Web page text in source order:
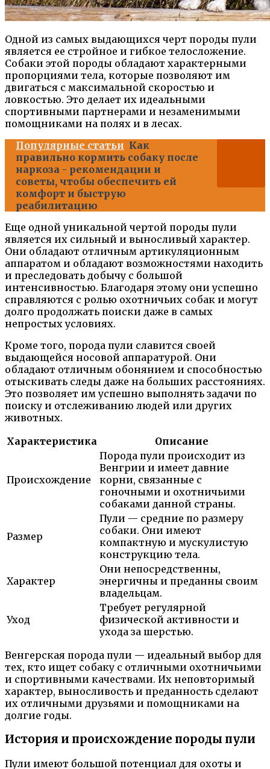
Одной из самых выдающихся черт породы пули
является ее стройное и гибкое телосложение.
Собаки этой породы обладают характерными
пропорциями тела, которые позволяют им
двигаться с максимальной скоростью и
ловкостью. Это делает их идеальными
спортивными партнерами и незаменимыми
помощниками на полях и в лесах.
Популярные статьи Как
правильно кормить собаку после
наркоза - рекомендации и
советы, чтобы обеспечить ей
комфорт и быструю
реабилитацию
Еще одной уникальной чертой породы пули
является их сильный и выносливый характер.
Они обладают отличным артикуляционным
аппаратом и обладают возможностями находить
и преследовать добычу с большой
интенсивностью. Благодаря этому они успешно
справляются с ролью охотничьих собак и могут
долго продолжать поиски даже в самых
непростых условиях.
Кроме того, порода пули славится своей
выдающейся носовой аппаратурой. Они
обладают отличным обонянием и способностью
отыскивать следы даже на больших расстояниях.
Это позволяет им успешно выполнять задачи по
поиску и отслеживанию людей или других
животных.
Характеристика
Описание
Происхождение
Порода пули происходит из
Венгрии и имеет давние
корни, связанные с
гоночными и охотничьими
собаками данной страны.
Размер
Пули — средние по размеру
собаки. Они имеют
компактную и мускулистую
конструкцию тела.
Характер
Они непосредственны,
энергичны и преданны своим
владельцам.
Уход
Требует регулярной
физической активности и
ухода за шерстью.
Венгерская порода пули — идеальный выбор для
тех, кто ищет собаку с отличными охотничьими
и спортивными качествами. Их неповторимый
характер, выносливость и преданность сделают
их отличными друзьями и помощниками на
долгие годы.
История и происхождение породы пули
Пули имеют большой потенциал для охоты и